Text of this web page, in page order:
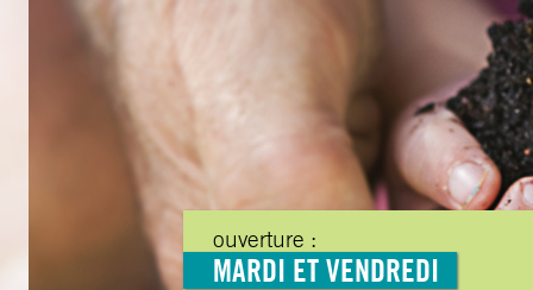
ouverture :
MARDI ET VENDREDI